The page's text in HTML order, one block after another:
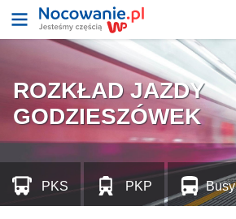
ROZKŁAD JAZDY
GODZIESZÓWEK
PKS PKP Busy